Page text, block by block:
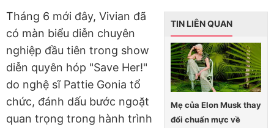
TIN LIÊN QUAN
Mẹ của Elon Musk thay
đổi chuẩn mực về
Tháng 6 mới đây, Vivian đã
có màn biểu diễn chuyên
nghiệp đầu tiên trong show
diễn quyên hóp "Save Her!"
do nghệ sĩ Pattie Gonia tổ
chức, đánh dấu bước ngoặt
quan trọng trong hành trình